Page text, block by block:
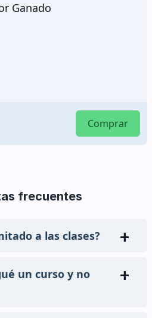
Seguridad y Salud en el
Comprar
frecuentes
a las clases?
un curso y no